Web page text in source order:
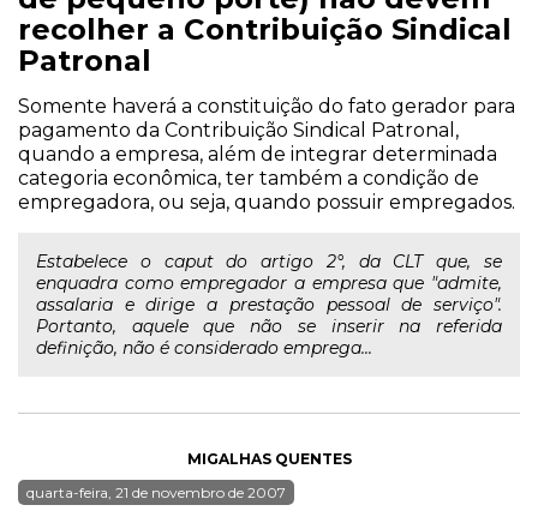
recolher a Contribuição Sindical
Patronal
Somente haverá a constituição do fato gerador para
pagamento da Contribuição Sindical Patronal,
quando a empresa, além de integrar determinada
categoria econômica, ter também a condição de
empregadora, ou seja, quando possuir empregados.
Estabelece o caput do artigo 2°, da CLT que, se
enquadra como empregador a empresa que "admite,
assalaria e dirige a prestação pessoal de serviço".
Portanto, aquele que não se inserir na referida
definição, não é considerado emprega...
MIGALHAS QUENTES
quarta-feira, 21 de novembro de 2007